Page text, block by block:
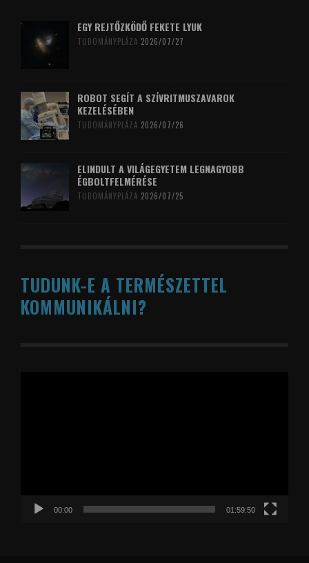
EGY REJTŐZKÖDŐ FEKETE LYUK
TUDOMÁNYPLÁZA 2026/07/27
ROBOT SEGÍT A SZÍVRITMUSZAVAROK
KEZELÉSÉBEN
TUDOMÁNYPLÁZA 2026/07/26
ELINDULT A VILÁGEGYETEM LEGNAGYOBB
ÉGBOLTFELMÉRÉSE
TUDOMÁNYPLÁZA 2026/07/25
TUDUNK-E A TERMÉSZETTEL
KOMMUNIKÁLNI?
00:00 01:59:50